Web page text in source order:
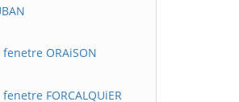
ORAiSON
FORCALQUiER